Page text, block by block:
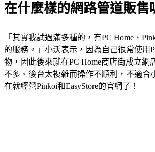
在什麼樣的網路管道販售
「其實我試過滿多種的，有PC Home、
的服務。」小沃表示，因為自己很常使用
物，因此後來就在PC Home商店街成立網
不多、後台太複雜而操作不順利，不適合
在就經營Pinkoi和EasyStore的官網了！